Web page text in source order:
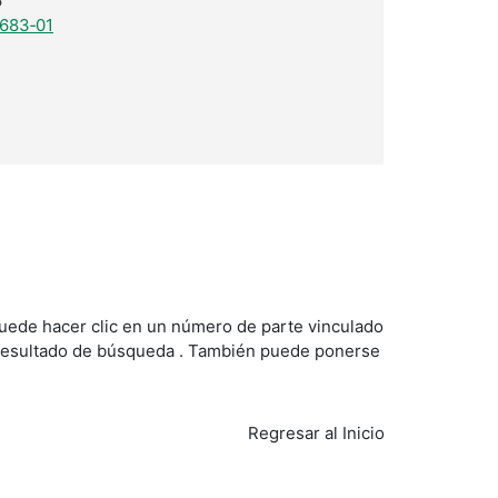
hacer clic en un número de parte vinculado
de búsqueda . También puede ponerse
Regresar al Inicio